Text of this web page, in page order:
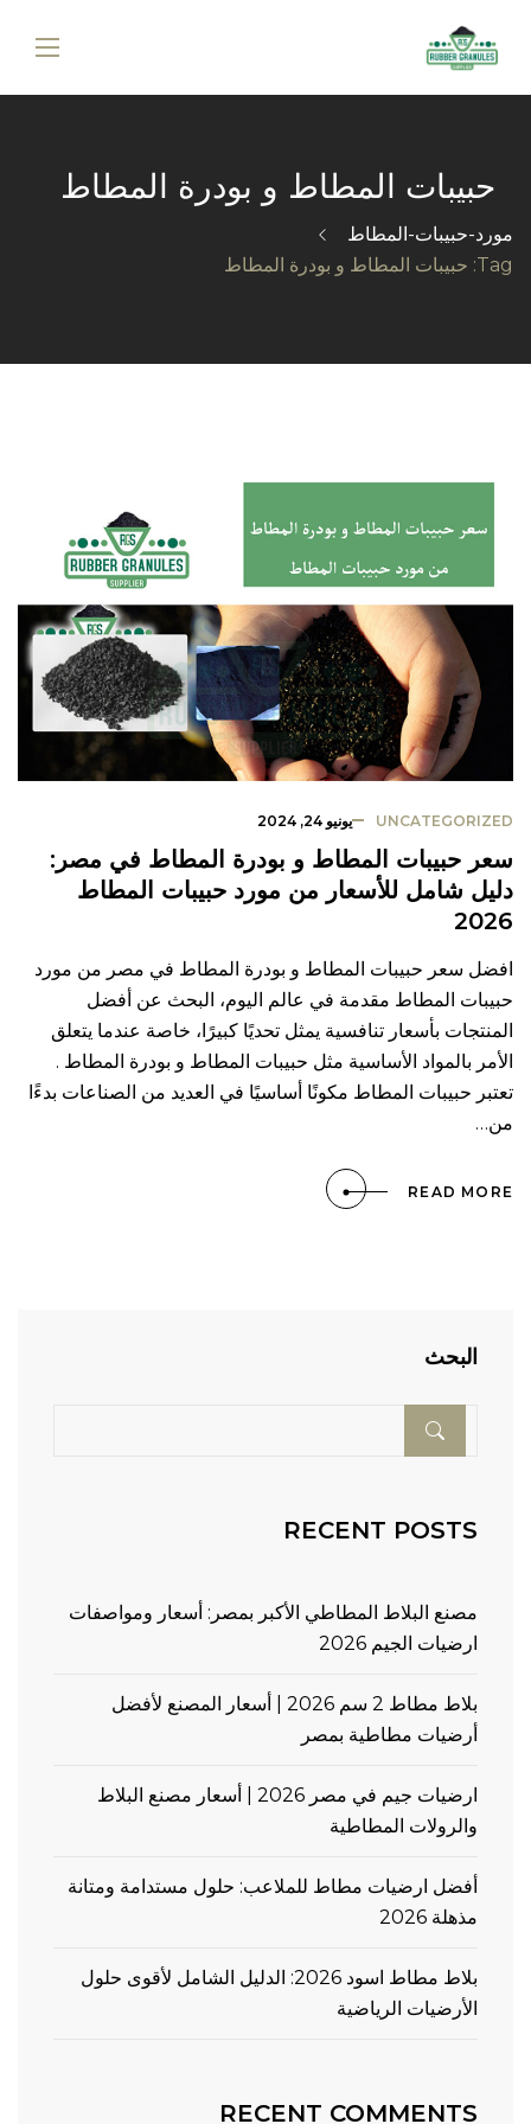
حبيبات المطاط و بودرة المطاط
مورد-حبيبات-المطاط
Tag: حبيبات المطاط و بودرة المطاط
UNCATEGORIZED يونيو 24, 2024
سعر حبيبات المطاط و بودرة المطاط في مصر:
دليل شامل للأسعار من مورد حبيبات المطاط
2026
افضل سعر حبيبات المطاط و بودرة المطاط في مصر من مورد
حبيبات المطاط مقدمة في عالم اليوم، البحث عن أفضل
المنتجات بأسعار تنافسية يمثل تحديًا كبيرًا، خاصة عندما يتعلق
الأمر بالمواد الأساسية مثل حبيبات المطاط و بودرة المطاط .
تعتبر حبيبات المطاط مكونًا أساسيًا في العديد من الصناعات بدءًا
من…
READ MORE
البحث
RECENT POSTS
مصنع البلاط المطاطي الأكبر بمصر: أسعار ومواصفات
ارضيات الجيم 2026
بلاط مطاط 2 سم 2026 | أسعار المصنع لأفضل
أرضيات مطاطية بمصر
ارضيات جيم في مصر 2026 | أسعار مصنع البلاط
والرولات المطاطية
أفضل ارضيات مطاط للملاعب: حلول مستدامة ومتانة
مذهلة 2026
بلاط مطاط اسود 2026: الدليل الشامل لأقوى حلول
الأرضيات الرياضية
RECENT COMMENTS